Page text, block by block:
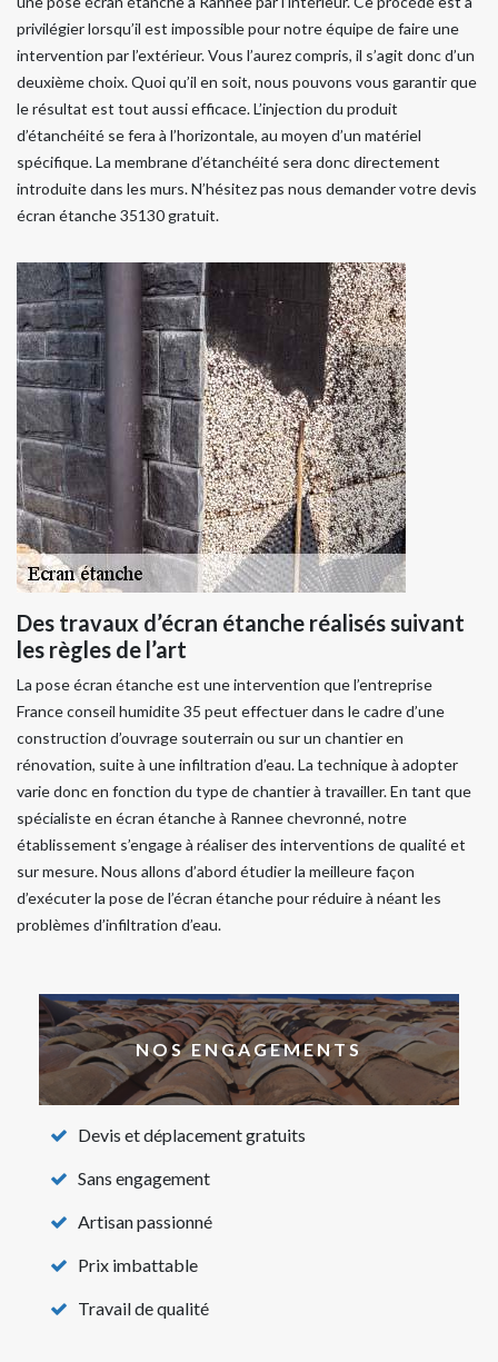
privilégier lorsqu’il est impossible pour notre équipe de faire une
intervention par l’extérieur. Vous l’aurez compris, il s’agit donc d’un
deuxième choix. Quoi qu’il en soit, nous pouvons vous garantir que
le résultat est tout aussi efficace. L’injection du produit
d’étanchéité se fera à l’horizontale, au moyen d’un matériel
spécifique. La membrane d’étanchéité sera donc directement
introduite dans les murs. N’hésitez pas nous demander votre devis
écran étanche 35130 gratuit.
Des travaux d’écran étanche réalisés suivant
les règles de l’art
La pose écran étanche est une intervention que l’entreprise
France conseil humidite 35 peut effectuer dans le cadre d’une
construction d’ouvrage souterrain ou sur un chantier en
rénovation, suite à une infiltration d’eau. La technique à adopter
varie donc en fonction du type de chantier à travailler. En tant que
spécialiste en écran étanche à Rannee chevronné, notre
établissement s’engage à réaliser des interventions de qualité et
sur mesure. Nous allons d’abord étudier la meilleure façon
d’exécuter la pose de l’écran étanche pour réduire à néant les
problèmes d’infiltration d’eau.
NOS ENGAGEMENTS
Devis et déplacement gratuits
Sans engagement
Artisan passionné
Prix imbattable
Travail de qualité